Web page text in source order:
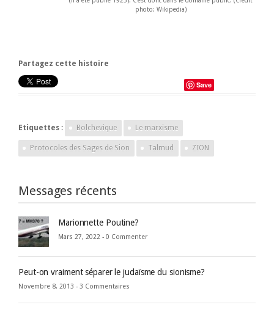
photo: Wikipedia)
Partagez cette histoire
Save
Etiquettes : Bolchevique Le marxisme
Protocoles des Sages de Sion Talmud ZION
Messages récents
Marionnette Poutine?
Mars 27, 2022 - 0 Commenter
Peut-on vraiment séparer le judaïsme du sionisme?
Novembre 8, 2013 - 3 Commentaires